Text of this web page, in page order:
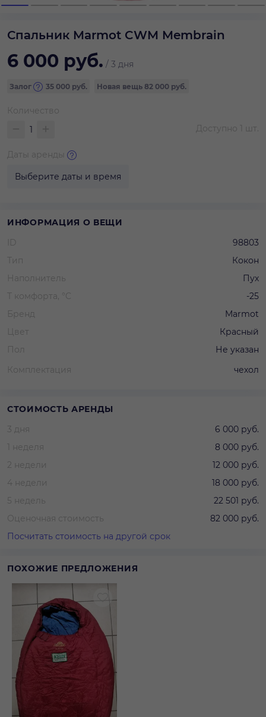
Спальник Marmot CWM Membrain
6 000 руб. / 3 дня
Залог 35 000 руб. Новая вещь 82 000 руб.
Количество
Доступно 1 шт.
Даты аренды
Выберите даты и время
ИНФОРМАЦИЯ О ВЕЩИ
ID
98803
Тип
Кокон
Наполнитель
Пух
T комфорта, °C
-25
Бренд
Marmot
Цвет
Красный
Пол
Не указан
Комплектация
чехол
СТОИМОСТЬ АРЕНДЫ
3 дня
6 000 руб.
1 неделя
8 000 руб.
2 недели
12 000 руб.
4 недели
18 000 руб.
5 недель
22 501 руб.
Оценочная стоимость
82 000 руб.
Посчитать стоимость на другой срок
ПОХОЖИЕ ПРЕДЛОЖЕНИЯ